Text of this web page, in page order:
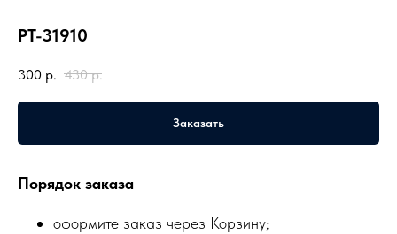
PT-31910
300 р. 430 р.
Заказать
Порядок заказа
оформите заказ через Корзину;